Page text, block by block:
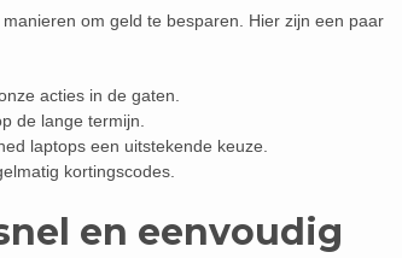
om geld te besparen. Hier zijn een paar
acties in de gaten.
de lange termijn.
laptops een uitstekende keuze.
kortingscodes.
en eenvoudig